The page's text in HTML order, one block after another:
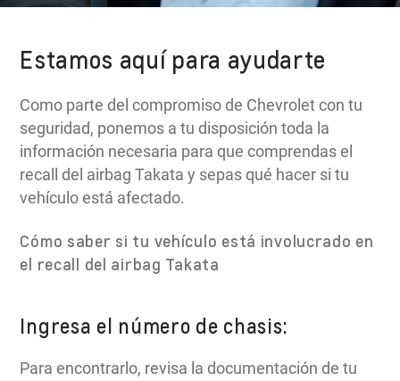
Estamos aquí para ayudarte
Como parte del compromiso de Chevrolet con tu
seguridad, ponemos a tu disposición toda la
información necesaria para que comprendas el
recall del airbag Takata y sepas qué hacer si tu
vehículo está afectado.
Cómo saber si tu vehículo está involucrado en
el recall del airbag Takata
Ingresa el número de chasis:
Para encontrarlo, revisa la documentación de tu